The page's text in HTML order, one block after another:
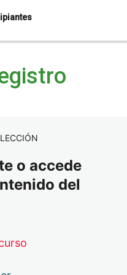
o accede
del